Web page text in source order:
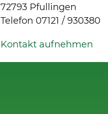
72793 Pfullingen
Telefon 07121 / 930380
Kontakt aufnehmen